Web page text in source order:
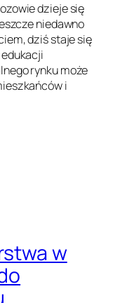
dzieje się
niedawno
dziś staje się
rynku może
i
w